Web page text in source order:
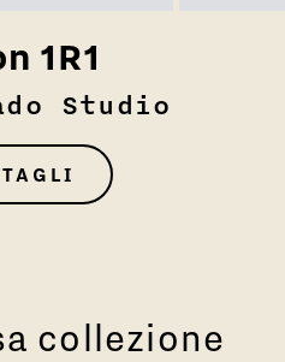
1R1
Studio
collezione